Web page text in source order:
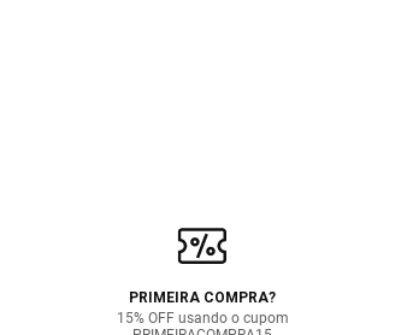
PRIMEIRA COMPRA?
15% OFF usando o cupom